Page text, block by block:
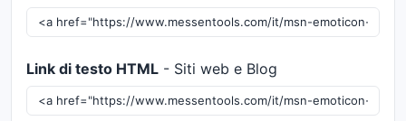
Link di testo HTML - Siti web e Blog